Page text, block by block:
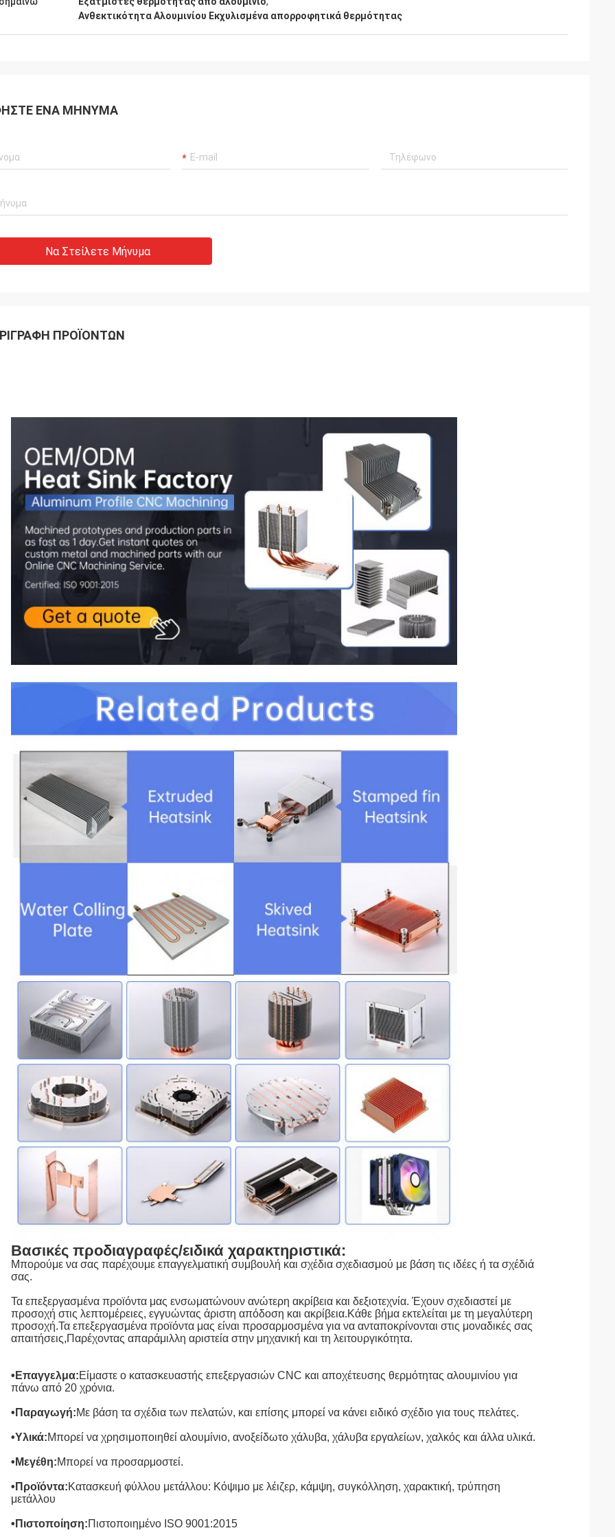
Ανθεκτικότητα Αλουμινίου Εκχυλισμένα απορροφητικά θερμότητας
ΈΝΑ ΜΉΝΥΜΑ
Να Στείλετε Μήνυμα
ΠΡΟΪΌΝΤΩΝ
Βασικές προδιαγραφές/ειδικά χαρακτηριστικά:
Μπορούμε να σας παρέχουμε επαγγελματική συμβουλή και σχέδια σχεδιασμού με βάση τις ιδέες ή τα σχέδιά
σας.
Τα επεξεργασμένα προϊόντα μας ενσωματώνουν ανώτερη ακρίβεια και δεξιοτεχνία. Έχουν σχεδιαστεί με
προσοχή στις λεπτομέρειες, εγγυώντας άριστη απόδοση και ακρίβεια.Κάθε βήμα εκτελείται με τη μεγαλύτερη
προσοχή.Τα επεξεργασμένα προϊόντα μας είναι προσαρμοσμένα για να ανταποκρίνονται στις μοναδικές σας
απαιτήσεις,Παρέχοντας απαράμιλλη αριστεία στην μηχανική και τη λειτουργικότητα.
•Επαγγελμα:Είμαστε ο κατασκευαστής επεξεργασιών CNC και αποχέτευσης θερμότητας αλουμινίου για
πάνω από 20 χρόνια.
•Παραγωγή:Με βάση τα σχέδια των πελατών, και επίσης μπορεί να κάνει ειδικό σχέδιο για τους πελάτες.
•Υλικά:Μπορεί να χρησιμοποιηθεί αλουμίνιο, ανοξείδωτο χάλυβα, χάλυβα εργαλείων, χαλκός και άλλα υλικά.
•Μεγέθη:Μπορεί να προσαρμοστεί.
•Προϊόντα:Κατασκευή φύλλου μετάλλου: Κόψιμο με λέιζερ, κάμψη, συγκόλληση, χαρακτική, τρύπηση
μετάλλου
•Πιστοποίηση:Πιστοποιημένο ISO 9001:2015